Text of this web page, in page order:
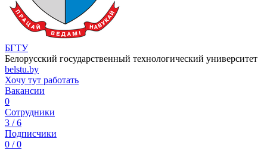
БГТУ
Белорусский государственный технологический университет
belstu.by
Хочу тут работать
Вакансии
0
Сотрудники
3 / 6
Подписчики
0 / 0